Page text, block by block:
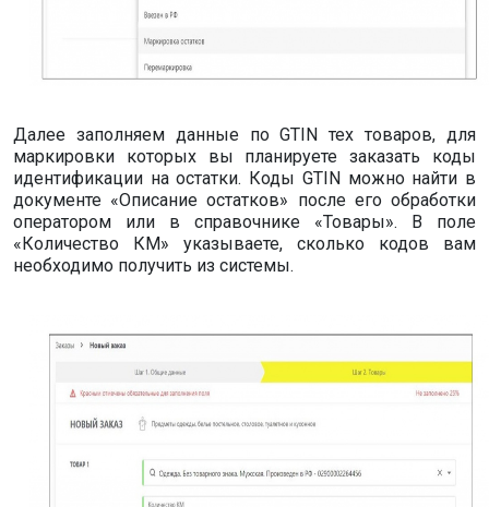
Далее заполняем данные по GTIN тех товаров, для
маркировки которых вы планируете заказать коды
идентификации на остатки. Коды GTIN можно найти в
документе «Описание остатков» после его обработки
оператором или в справочнике «Товары». В поле
«Количество КМ» указываете, сколько кодов вам
необходимо получить из системы.